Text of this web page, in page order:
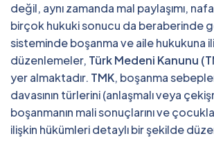
değil, aynı zamanda mal paylaşımı,
birçok hukuki sonucu da beraberinde
sisteminde boşanma ve aile hukukuna
düzenlemeler, Türk Medeni Kanunu
yer almaktadır. TMK, boşanma
davasının türlerini (anlaşmalı veya
boşanmanın mali sonuçlarını ve
ilişkin hükümleri detaylı bir şekilde